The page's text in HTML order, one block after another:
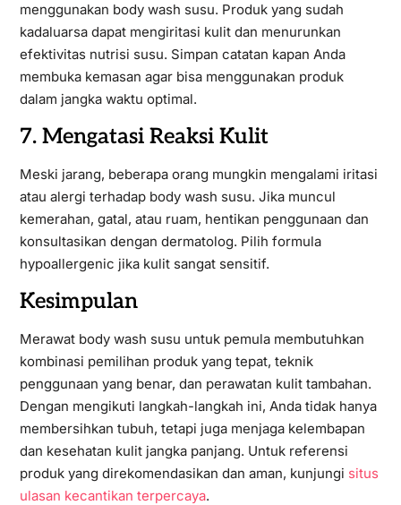
menggunakan body wash susu. Produk yang sudah
kadaluarsa dapat mengiritasi kulit dan menurunkan
efektivitas nutrisi susu. Simpan catatan kapan Anda
membuka kemasan agar bisa menggunakan produk
dalam jangka waktu optimal.
7. Mengatasi Reaksi Kulit
Meski jarang, beberapa orang mungkin mengalami iritasi
atau alergi terhadap body wash susu. Jika muncul
kemerahan, gatal, atau ruam, hentikan penggunaan dan
konsultasikan dengan dermatolog. Pilih formula
hypoallergenic jika kulit sangat sensitif.
Kesimpulan
Merawat body wash susu untuk pemula membutuhkan
kombinasi pemilihan produk yang tepat, teknik
penggunaan yang benar, dan perawatan kulit tambahan.
Dengan mengikuti langkah-langkah ini, Anda tidak hanya
membersihkan tubuh, tetapi juga menjaga kelembapan
dan kesehatan kulit jangka panjang. Untuk referensi
produk yang direkomendasikan dan aman, kunjungi situs
ulasan kecantikan terpercaya.